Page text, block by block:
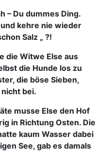
– Du dummes Ding.
kehre nie wieder
Salz „ ?!
die Witwe Else aus
die Hunde los zu
die böse Sieben,
bei.
musse Else den Hof
in Richtung Osten. Die
kaum Wasser dabei
See, gab es damals